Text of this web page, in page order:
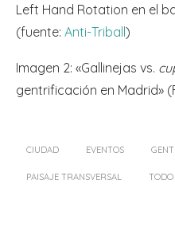
Left Hand Rotation en el
(fuente: Anti-Triball)
Imagen 2: «Gallinejas vs.
gentrificación en Madrid»
CIUDAD EVENTOS
PAISAJE TRANSVERSAL TODO